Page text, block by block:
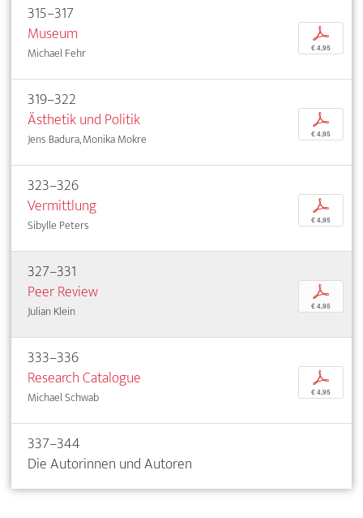
315–317
Museum
Michael Fehr
p
€ 4,95
319–322
Ästhetik und Politik
Jens Badura, Monika Mokre
p
€ 4,95
323–326
Vermittlung
Sibylle Peters
p
€ 4,95
327–331
Peer Review
Julian Klein
p
€ 4,95
333–336
Research Catalogue
Michael Schwab
p
€ 4,95
337–344
Die Autorinnen und Autoren